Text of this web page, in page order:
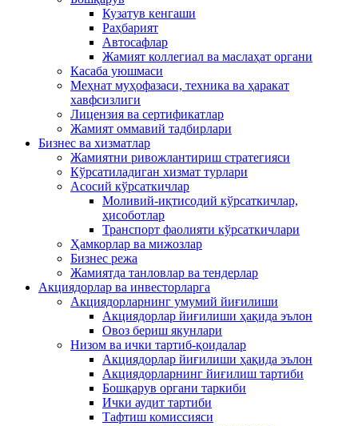
Кузатув кенгаши
Раҳбарият
Автосафлар
Жамият коллегиал ва маслаҳат органи
Касаба уюшмаси
Меҳнат муҳофазаси, техника ва ҳаракат
хавфсизлиги
Лицензия ва сертификатлар
Жамият оммавий тадбирлари
Бизнес ва хизматлар
Жамиятни ривожлантириш стратегияси
Кўрсатиладиган хизмат турлари
Асосий кўрсаткичлар
Моливий-иқтисодий кўрсаткичлар,
ҳисоботлар
Транспорт фаолияти кўрсаткичлари
Ҳамкорлар ва мижозлар
Бизнес режа
Жамиятда танловлар ва тендерлар
Акциядорлар ва инвесторларга
Акциядорларнинг умумий йиғилиши
Акциядорлар йиғилиши ҳақида эълон
Овоз бериш якунлари
Низом ва ички тартиб-қоидалар
Акциядорлар йиғилиши ҳақида эълон
Акциядорларнинг йиғилиш тартиби
Бошқарув органи таркиби
Ички аудит тартиби
Тафтиш комиссияси